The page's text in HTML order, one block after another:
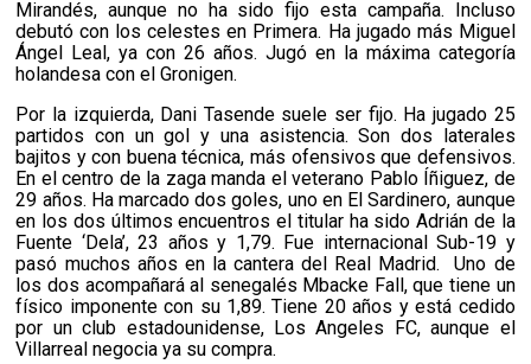
Mirandés, aunque no ha sido fijo esta campaña. Incluso
debutó con los celestes en Primera. Ha jugado más Miguel
Ángel Leal, ya con 26 años. Jugó en la máxima categoría
holandesa con el Gronigen.
Por la izquierda, Dani Tasende suele ser fijo. Ha jugado 25
partidos con un gol y una asistencia. Son dos laterales
bajitos y con buena técnica, más ofensivos que defensivos.
En el centro de la zaga manda el veterano Pablo Íñiguez, de
29 años. Ha marcado dos goles, uno en El Sardinero, aunque
en los dos últimos encuentros el titular ha sido Adrián de la
Fuente ‘Dela’, 23 años y 1,79. Fue internacional Sub-19 y
pasó muchos años en la cantera del Real Madrid. Uno de
los dos acompañará al senegalés Mbacke Fall, que tiene un
físico imponente con su 1,89. Tiene 20 años y está cedido
por un club estadounidense, Los Angeles FC, aunque el
Villarreal negocia ya su compra.